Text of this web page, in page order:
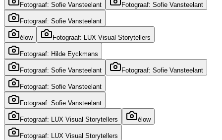
Fotograaf: Sofie Vansteelant Fotograaf: Sofie Vansteelant
Fotograaf: Sofie Vansteelant
élow Fotograaf: LUX Visual Storytellers
Fotograaf: Hilde Eyckmans
Fotograaf: Sofie Vansteelant Fotograaf: Sofie Vansteelant
Fotograaf: Sofie Vansteelant
Fotograaf: Sofie Vansteelant
Fotograaf: LUX Visual Storytellers élow
Fotograaf: LUX Visual Storytellers